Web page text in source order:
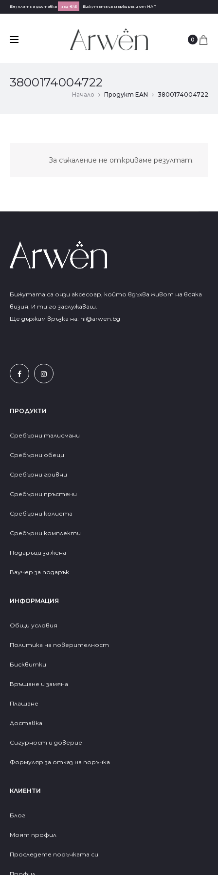
Безплатна доставка над €45 | Бижутата са маркирани от НАП
0
3800174004722
Начало Продукт EAN 3800174004722
За съжаление не откриваме резултат.
Бижутата са онзи аксесоар, който вдъхва живот на всяка
визия. И ти го заслужаваш.
Ще държим връзка на: hi@arwen.bg
ПРОДУКТИ
Сребърни талисмани
Сребърни обеци
Сребърни гривни
Сребърни пръстени
Сребърни колиета
Сребърни комплекти
Подаръци за жена
Ваучер за подарък
ИНФОРМАЦИЯ
Общи условия
Политика на поверителност
Бисквитки
Връщане и замяна
Плащане
Доставка
Сигурност и доверие
Формуляр за отказ на поръчка
КЛИЕНТИ
Блог
Моят профил
Проследете поръчката си